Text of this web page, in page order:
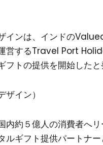
インは、インドの
営するTravel Port
トの提供を開始したと
イン）
内約５億人の消費者へ
ルギフト提供パート